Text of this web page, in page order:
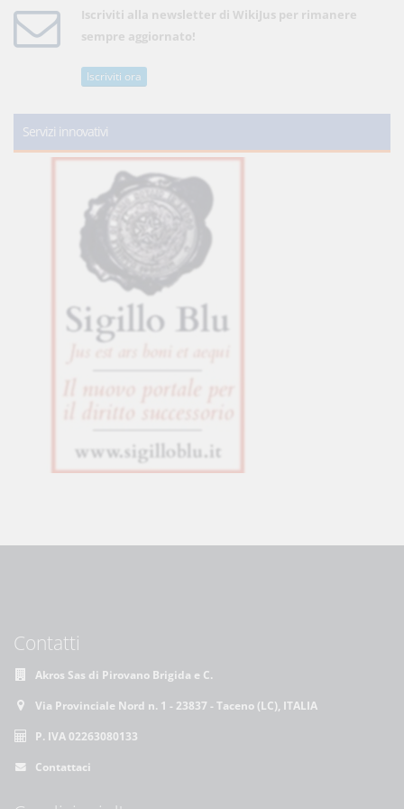
Iscriviti alla newsletter di WikiJus per rimanere
sempre aggiornato!
Iscriviti ora
Servizi innovativi
Contatti
Akros Sas di Pirovano Brigida e C.
Via Provinciale Nord n. 1 - 23837 - Taceno (LC), ITALIA
P. IVA 02263080133
Contattaci